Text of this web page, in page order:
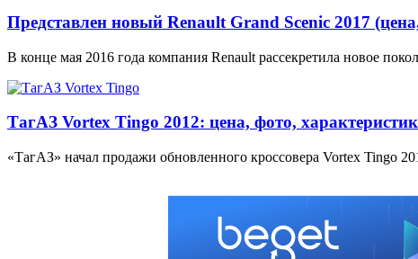
Представлен новый Renault Grand Scenic 2017
В конце мая 2016 года компания Renault рассекретила новое
ТагАЗ Vortex Tingo 2012: цена, фото,
«ТагАЗ» начал продажи обновленного кроссовера Vortex Tingo